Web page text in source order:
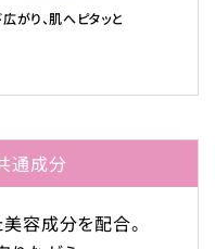
がり、肌へピタッと
通成分
容成分を配合。